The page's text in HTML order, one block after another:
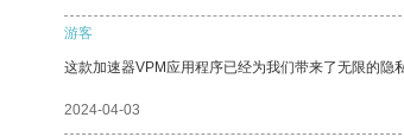
游客
这款加速器VPM应用程序已经为我们带来了无限的隐
2024-04-03